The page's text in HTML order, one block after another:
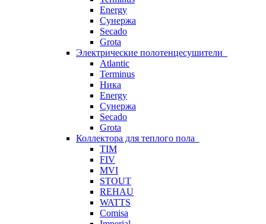
Energy
Сунержа
Secado
Grota
Электрические полотенцесушители
Atlantic
Terminus
Ника
Energy
Сунержа
Secado
Grota
Коллектора для теплого пола
TIM
FIV
MVI
STOUT
REHAU
WATTS
Comisa